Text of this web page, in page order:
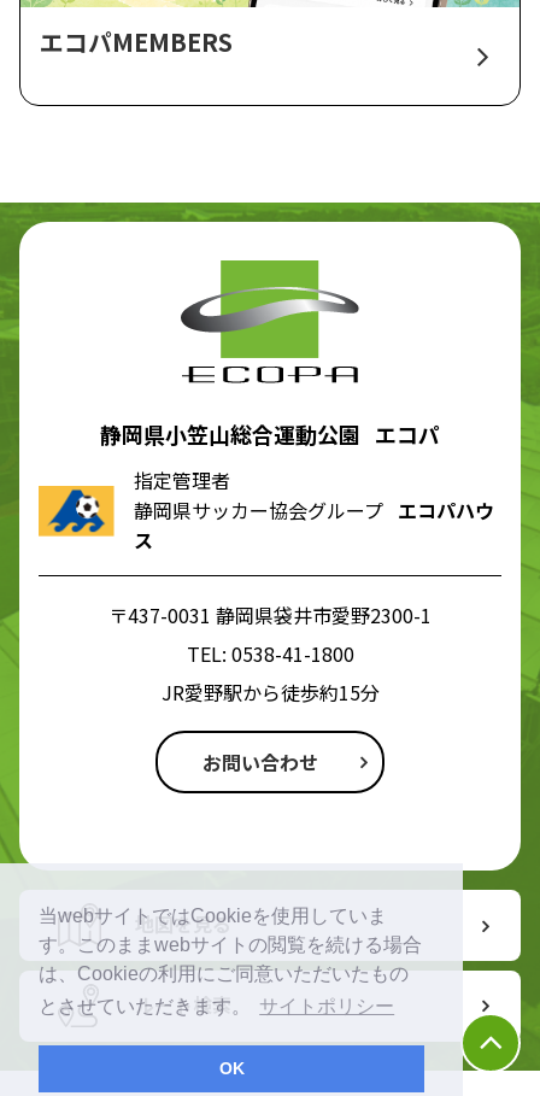
当webサイトではCookieを使用していま
す。このままwebサイトの閲覧を続ける場合
は、Cookieの利用にご同意いただいたもの
とさせていただきます。
サイトポリシー
OK
エコパMEMBERS
静岡県小笠山総合運動公園 エコパ
指定管理者
静岡県サッカー協会グループ エコパハウ
ス
〒437-0031 静岡県袋井市愛野2300-1
TEL: 0538-41-1800
JR愛野駅から徒歩約15分
お問い合わせ
地図を見る
ルート検索